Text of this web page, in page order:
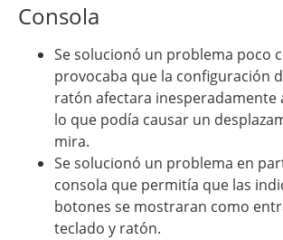
Consola
Se solucionó un problema poco
provocaba que la configuración
ratón afectara inesperadamente
lo que podía causar un
mira.
Se solucionó un problema en
consola que permitía que las
botones se mostraran como
teclado y ratón.